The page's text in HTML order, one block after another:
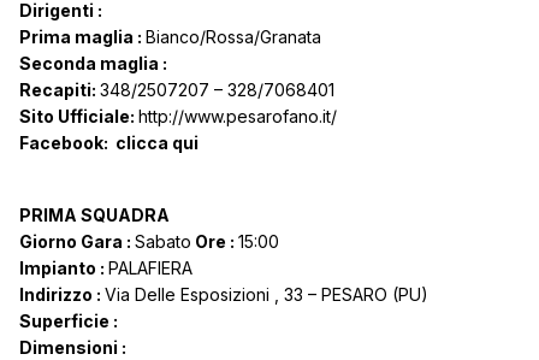
Dirigenti :
Prima maglia : Bianco/Rossa/Granata
Seconda maglia :
Recapiti: 348/2507207 – 328/7068401
Sito Ufficiale: http://www.pesarofano.it/
Facebook: clicca qui
PRIMA SQUADRA
Giorno Gara : Sabato Ore : 15:00
Impianto : PALAFIERA
Indirizzo : Via Delle Esposizioni , 33 – PESARO (PU)
Superficie :
Dimensioni :